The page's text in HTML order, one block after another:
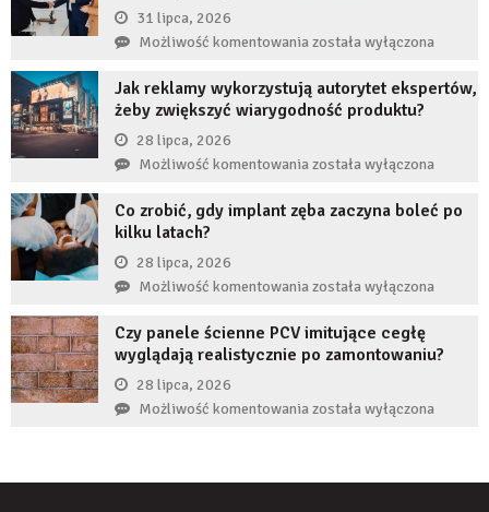
długi
uzupełnię
implantem?
31 lipca, 2026
Możliwość komentowaniaCzy
JDG
chroni
przed
komornikiem?
została wyłączona
Jak reklamy wykorzystują autorytet ekspertów,
żeby zwiększyć wiarygodność produktu?
28 lipca, 2026
Możliwość komentowaniaJak
wykorzystują
żeby
zwiększyć
wiarygodność
produktu?
została wyłączona
Co zrobić, gdy implant zęba zaczyna boleć po
kilku latach?
28 lipca, 2026
Możliwość komentowaniaCo
gdy
implant
zaczyna
została wyłączona
Czy panele ścienne PCV imitujące cegłę
wyglądają realistycznie po zamontowaniu?
28 lipca, 2026
Możliwość komentowaniaCzy
została wyłączona